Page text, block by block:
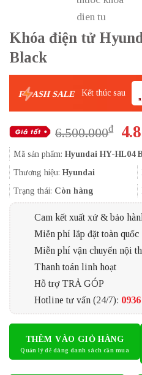
Khóa điện tử
Black
F ASH SALE Kết thúc sau
6.500.000₫
là:
Mã sản phẩm: Hyundai HY-HL04
Thương hiệu: Hyundai
Trạng thái: Còn hàng
Cam kết xuất xứ & bảo
Miễn phí lắp đặt toàn quốc
Miễn phí vận chuyển nội
Thanh toán linh hoạt
Hỗ trợ TRẢ GÓP
Hotline tư vấn (24/7):
THÊM VÀO GIỎ HÀNG